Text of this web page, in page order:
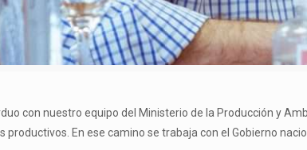
con nuestro equipo del Ministerio de la Producción y
En ese camino se trabaja con el Gobierno